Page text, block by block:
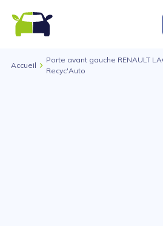
Accueil
Porte avant gauche RENAULT
Recyc'Auto